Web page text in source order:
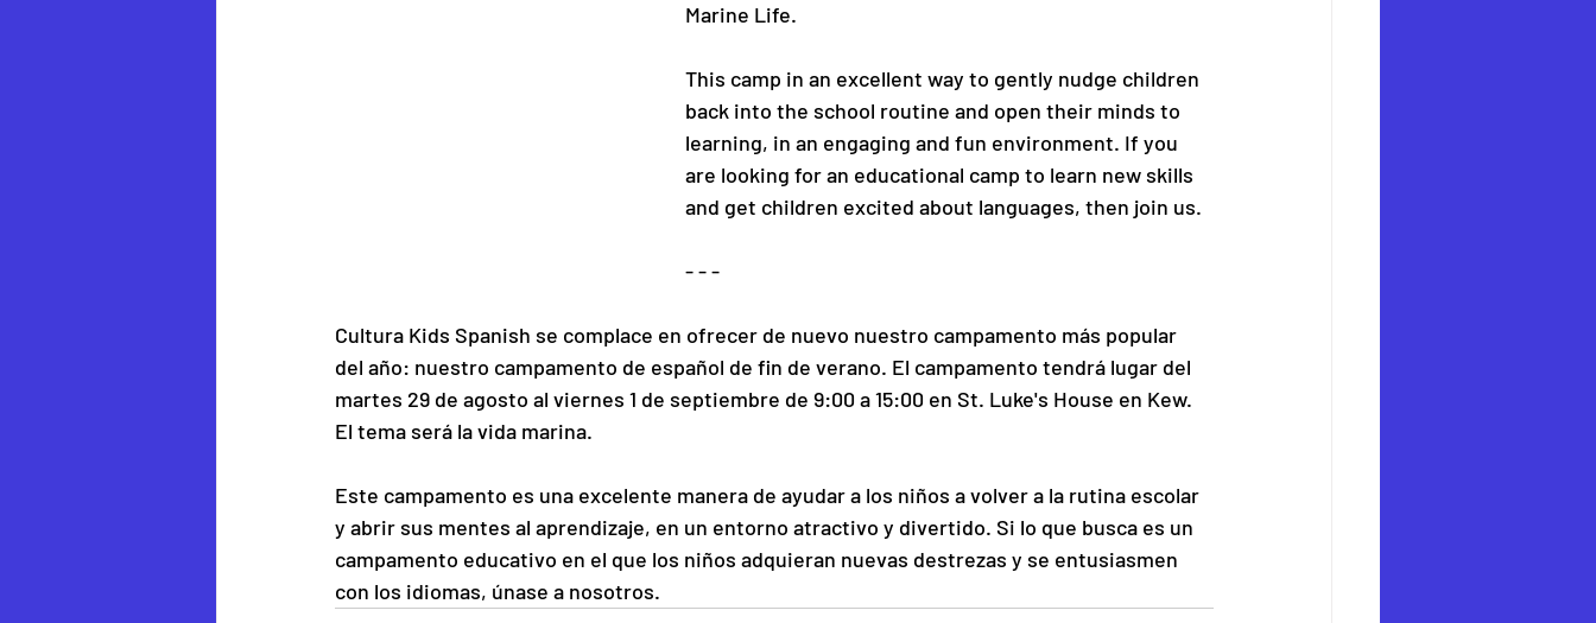
Marine Life.
This camp in an excellent way to gently nudge children
back into the school routine and open their minds to
learning, in an engaging and fun environment. If you
are looking for an educational camp to learn new skills
and get children excited about languages, then join us.
- - -
Cultura Kids Spanish se complace en ofrecer de nuevo nuestro campamento más popular
del año: nuestro campamento de español de fin de verano. El campamento tendrá lugar del
martes 29 de agosto al viernes 1 de septiembre de 9:00 a 15:00 en St. Luke's House en Kew.
El tema será la vida marina.
Este campamento es una excelente manera de ayudar a los niños a volver a la rutina escolar
y abrir sus mentes al aprendizaje, en un entorno atractivo y divertido. Si lo que busca es un
campamento educativo en el que los niños adquieran nuevas destrezas y se entusiasmen
con los idiomas, únase a nosotros.